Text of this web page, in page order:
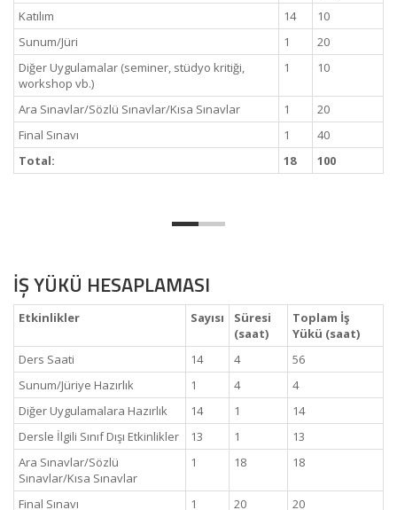
Katılım
14
10
Sunum/Jüri
1
20
Diğer Uygulamalar (seminer, stüdyo kritiği,
workshop vb.)
1 10
Ara Sınavlar/Sözlü Sınavlar/Kısa Sınavlar 1
20
Final Sınavı
1
40
Total:
18 100
İŞ YÜKÜ HESAPLAMASI
Etkinlikler Sayısı
Süresi
(saat)
Toplam İş
Yükü (saat)
Ders Saati
14 4
56
Sunum/Jüriye Hazırlık
1 4
4
Diğer Uygulamalara Hazırlık
14 1
14
Dersle İlgili Sınıf Dışı Etkinlikler
13 1
13
Ara Sınavlar/Sözlü
Sınavlar/Kısa Sınavlar
1 18 18
Final Sınavı 1 20
20